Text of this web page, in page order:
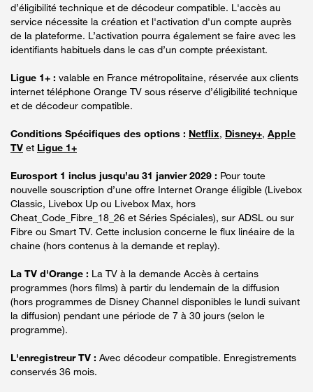
d’éligibilité technique et de décodeur compatible. L'accès au
service nécessite la création et l'activation d'un compte auprès
de la plateforme. L’activation pourra également se faire avec les
identifiants habituels dans le cas d’un compte préexistant.
Ligue 1+ : valable en France métropolitaine, réservée aux clients
internet téléphone Orange TV sous réserve d’éligibilité technique
et de décodeur compatible.
Conditions Spécifiques des options : Netflix, Disney+, Apple
TV et Ligue 1+
Eurosport 1 inclus jusqu’au 31 janvier 2029 : Pour toute
nouvelle souscription d’une offre Internet Orange éligible (Livebox
Classic, Livebox Up ou Livebox Max, hors
Cheat_Code_Fibre_18_26 et Séries Spéciales), sur ADSL ou sur
Fibre ou Smart TV. Cette inclusion concerne le flux linéaire de la
chaine (hors contenus à la demande et replay).
La TV d'Orange : La TV à la demande Accès à certains
programmes (hors films) à partir du lendemain de la diffusion
(hors programmes de Disney Channel disponibles le lundi suivant
la diffusion) pendant une période de 7 à 30 jours (selon le
programme).
L'enregistreur TV : Avec décodeur compatible. Enregistrements
conservés 36 mois.